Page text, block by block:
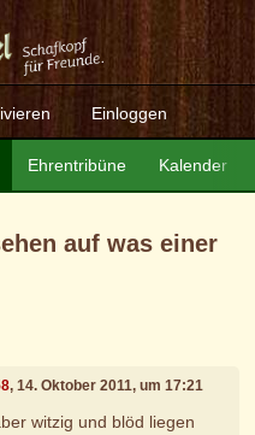
Einloggen
Ehrentribüne Kalender
auf was einer
, 14. Oktober 2011, um 17:21
witzig und blöd liegen